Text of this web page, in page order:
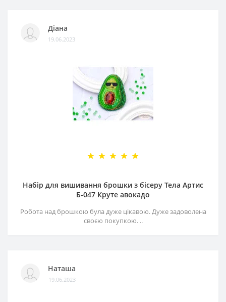
Діана
19.06.2023
Набір для вишивання брошки з бісеру Тела Артис
Б-047 Круте авокадо
Робота над брошкою була дуже цікавою. Дуже задоволена
своєю покупкою. ..
Наташа
19.06.2023